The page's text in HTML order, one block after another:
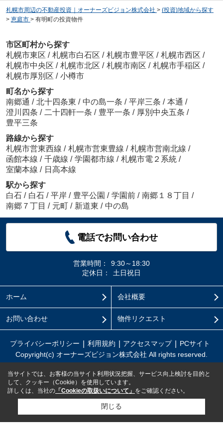
札幌市周辺の不動産投資｜オーナーズビジョン株式会社 > (投資)地域から探す
> 恵庭市 > 有明町の投資物件
市区町村から探す
札幌市東区 / 札幌市白石区 / 札幌市豊平区 / 札幌市西区 /
札幌市中央区 / 札幌市北区 / 札幌市南区 / 札幌市手稲区 /
札幌市厚別区 / 小樽市
町名から探す
南郷通 / 北十四条東 / 中の島一条 / 平岸三条 / 本通 /
澄川四条 / 二十四軒一条 / 豊平一条 / 厚別中央五条 /
豊平三条
路線から探す
札幌市営東西線 / 札幌市営東豊線 / 札幌市営南北線 /
函館本線 / 千歳線 / 学園都市線 / 札幌市電２系統 /
室蘭本線 / 日高本線
駅から探す
白石 / 白石 / 平岸 / 豊平公園 / 学園前 / 南郷１８丁目 /
南郷７丁目 / 元町 / 新道東 / 中の島
電話でお問い合わせ
営業時間：
9:30～18:30
定休日：
土日祝日
ホーム 会社概要
お問い合わせ 物件リクエスト
プライバシーポリシー 利用規約 アクセスマップ
PCサイト
Copyright(c) オーナーズビジョン株式会社 All rights reserved.
当サイトでは、お客様の当サイト利用状況把握、サービス向上検討を目的と
して、クッキー（Cookie）を使用しています。
詳しくは、当社の 「Cookieの取扱いについて」 をご確認ください。
閉じる